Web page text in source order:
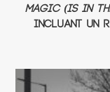
Magic (Is In
incluant un